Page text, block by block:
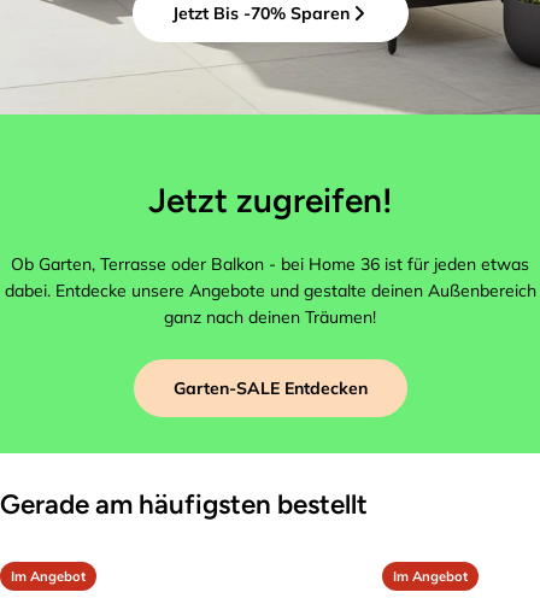
Jetzt Bis -70% Sparen
Jetzt zugreifen!
Ob Garten, Terrasse oder Balkon - bei Home 36 ist für jeden etwas
dabei. Entdecke unsere Angebote und gestalte deinen Außenbereich
ganz nach deinen Träumen!
Garten-SALE Entdecken
Gerade am häufigsten bestellt
Im Angebot Im Angebot